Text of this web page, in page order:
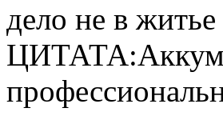
дело не в житье